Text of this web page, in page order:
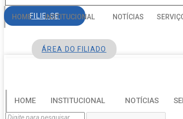
HOME INSTITUCIONAL NOTÍCIAS
FILIE-SE
ÁREA DO FILIADO
HOME INSTITUCIONAL NOTÍCIAS